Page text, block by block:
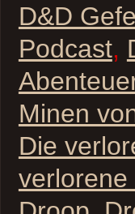
D&D
Podcast,
Minen
Die
verlorene